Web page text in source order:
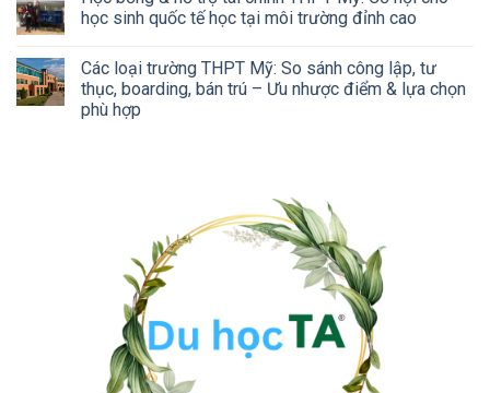
học sinh quốc tế học tại môi trường đỉnh cao
Các loại trường THPT Mỹ: So sánh công lập, tư
thục, boarding, bán trú – Ưu nhược điểm & lựa chọn
phù hợp